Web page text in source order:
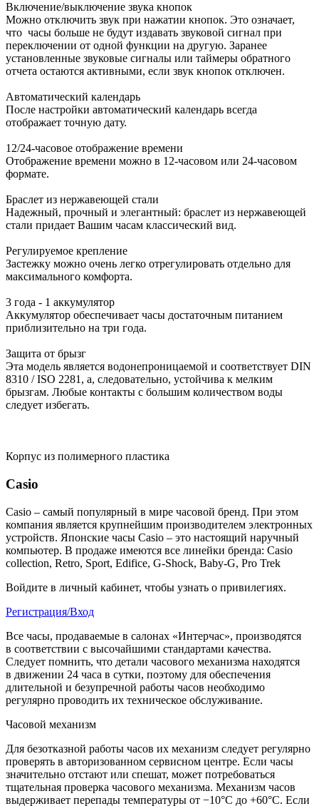
Включение/выключение звука кнопок
Можно отключить звук при нажатии кнопок. Это означает,
что часы больше не будут издавать звуковой сигнал при
переключении от одной функции на другую. Заранее
установленные звуковые сигналы или таймеры обратного
отчета остаются активными, если звук кнопок отключен.
Автоматический календарь
После настройки автоматический календарь всегда
отображает точную дату.
12/24-часовое отображение времени
Отображение времени можно в 12-часовом или 24-часовом
формате.
Браслет из нержавеющей стали
Надежный, прочный и элегантный: браслет из нержавеющей
стали придает Вашим часам классический вид.
Регулируемое крепление
Застежку можно очень легко отрегулировать отдельно для
максимального комфорта.
3 года - 1 аккумулятор
Аккумулятор обеспечивает часы достаточным питанием
приблизительно на три года.
Защита от брызг
Эта модель является водонепроницаемой и соответствует DIN
8310 / ISO 2281, а, следовательно, устойчива к мелким
брызгам. Любые контакты с большим количеством воды
следует избегать.
Корпус из полимерного пластика
Casio
Casio – самый популярный в мире часовой бренд. При этом
компания является крупнейшим производителем электронных
устройств. Японские часы Casio – это настоящий наручный
компьютер. В продаже имеются все линейки бренда: Casio
collection, Retro, Sport, Edifice, G-Shock, Baby-G, Pro Trek
Войдите в личный кабинет, чтобы узнать о привилегиях.
Регистрация/Вход
Все часы, продаваемые в салонах «Интерчас», производятся
в соответствии с высочайшими стандартами качества.
Следует помнить, что детали часового механизма находятся
в движении 24 часа в сутки, поэтому для обеспечения
длительной и безупречной работы часов необходимо
регулярно проводить их техническое обслуживание.
Часовой механизм
Для безотказной работы часов их механизм следует регулярно
проверять в авторизованном сервисном центре. Если часы
значительно отстают или спешат, может потребоваться
тщательная проверка часового механизма. Механизм часов
выдерживает перепады температуры от −10°C до +60°C. Если